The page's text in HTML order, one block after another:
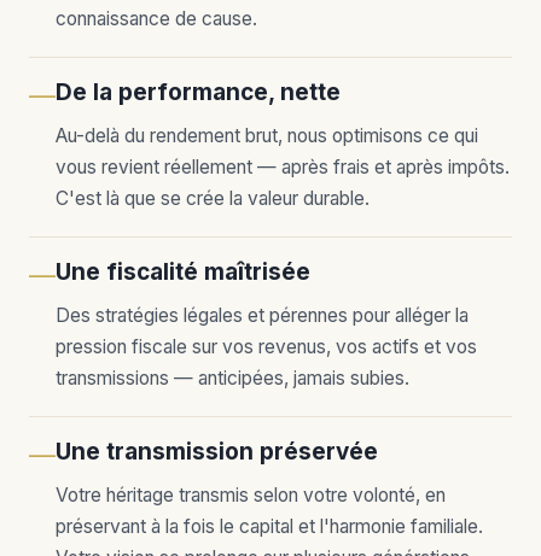
connaissance de cause.
—De la performance, nette
Au-delà du rendement brut, nous optimisons ce qui
vous revient réellement — après frais et après impôts.
C'est là que se crée la valeur durable.
—Une fiscalité maîtrisée
Des stratégies légales et pérennes pour alléger la
pression fiscale sur vos revenus, vos actifs et vos
transmissions — anticipées, jamais subies.
—Une transmission préservée
Votre héritage transmis selon votre volonté, en
préservant à la fois le capital et l'harmonie familiale.